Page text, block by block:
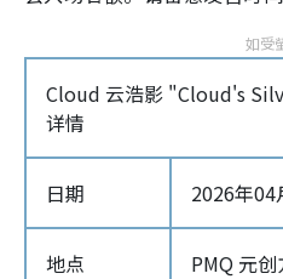
Cloud 云浩影 "Cloud's
详情
日期 2026年04
地点 PMQ 元